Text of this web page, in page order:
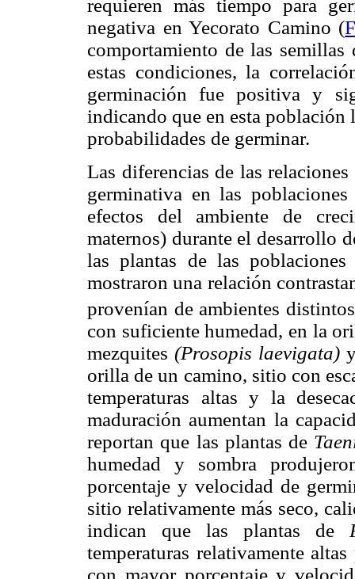
requieren más tiempo para
negativa en Yecorato Camino (
comportamiento de las
estas condiciones, la
germinación fue positiva y
indicando que en esta población
probabilidades de germinar.
Las diferencias de las
germinativa en las
efectos del ambiente de
maternos) durante el desarrollo
las plantas de las
mostraron una relación
provenían de ambientes
con suficiente humedad, en la
mezquites (Prosopis laevigata)
orilla de un camino, sitio con
temperaturas altas y la
maduración aumentan la
reportan que las plantas de
humedad y sombra
porcentaje y velocidad de
sitio relativamente más seco,
indican que las plantas de
temperaturas relativamente
con mayor porcentaje y